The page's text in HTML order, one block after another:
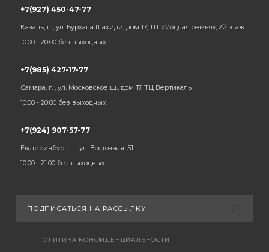
+7(927) 450-47-77
Казань, г. , ул. Бурхана Шахиди, дом 17, ТЦ «Модная семья», 2й этаж
10:00 - 20:00 без выходных
+7(985) 427-17-77
Самара, г. , ул. Московское ш., дом 17, ТЦ Вертикаль
10:00 - 20:00 без выходных
+7(924) 907-57-77
Екатеринбург, г. , ул. Восточная, 51
10:00 - 21:00 без выходных
ПОДПИСАТЬСЯ НА РАССЫЛКУ
ПОЛИТИКА КОНФИДЕНЦИАЛЬНОСТИ